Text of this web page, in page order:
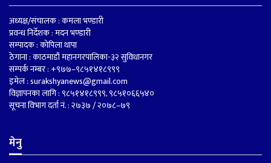
अध्यक्ष/संचालक : कमला भण्डारी
प्रवन्ध निर्देशक : मदन भण्डारी
सम्पादक : कोपिला थापा
ठेगाना : काठमाडौं महानगरपालिका-३२ सुविधानगर
सम्पर्क नम्बर : +९७७–९८५१४१८९९९
इमेल :surakshyanews@gmail.com
विज्ञापनका लागि : ९८५१४१८९९९, ९८५१०६६५४०
सूचना विभाग दर्ता नं. : २७३७ / २०७८–७९
मेनु